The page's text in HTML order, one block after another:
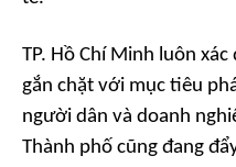
TP. Hồ Chí Minh luôn
gắn chặt với mục tiêu
người dân và doanh
Thành phố cũng đang